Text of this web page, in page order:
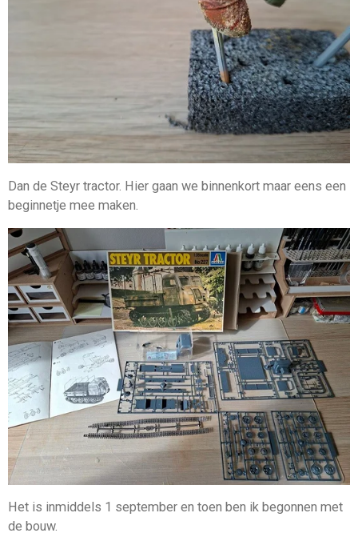
Dan de Steyr tractor. Hier gaan we binnenkort maar eens een
beginnetje mee maken.
Het is inmiddels 1 september en toen ben ik begonnen met
de bouw.